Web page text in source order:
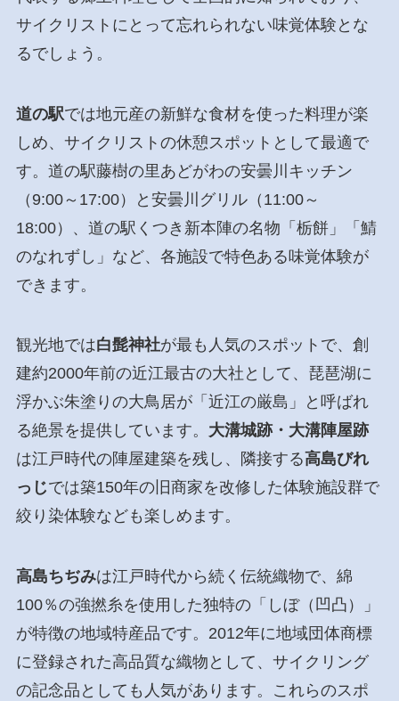
サイクリストにとって忘れられない味覚体験とな
るでしょう。
道の駅では地元産の新鮮な食材を使った料理が楽
しめ、サイクリストの休憩スポットとして最適で
す。道の駅藤樹の里あどがわの安曇川キッチン
（9:00～17:00）と安曇川グリル（11:00～
18:00）、道の駅くつき新本陣の名物「栃餅」「鯖
のなれずし」など、各施設で特色ある味覚体験が
できます。
観光地では白髭神社が最も人気のスポットで、創
建約2000年前の近江最古の大社として、琵琶湖に
浮かぶ朱塗りの大鳥居が「近江の厳島」と呼ばれ
る絶景を提供しています。 大溝城跡・大溝陣屋跡
は江戸時代の陣屋建築を残し、隣接する高島びれ
っじでは築150年の旧商家を改修した体験施設群で
絞り染体験なども楽しめます。
高島ちぢみは江戸時代から続く伝統織物で、綿
100％の強撚糸を使用した独特の「しぼ（凹凸）」
が特徴の地域特産品です。2012年に地域団体商標
に登録された高品質な織物として、サイクリング
の記念品としても人気があります。これらのスポ